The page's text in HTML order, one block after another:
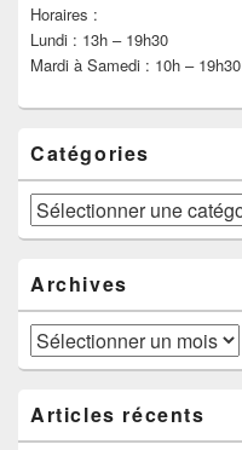
Horaires :
Lundi : 13h – 19h30
Mardi à Samedi : 10h – 19h30
Catégories
Catégories
Archives
Archives
Articles récents